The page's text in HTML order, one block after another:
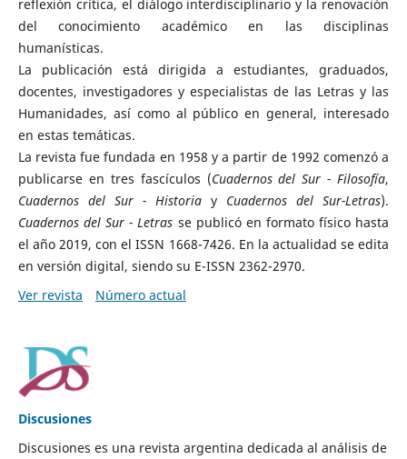
reflexión crítica, el diálogo interdisciplinario y la renovación
del conocimiento académico en las disciplinas
humanísticas.
La publicación está dirigida a estudiantes, graduados,
docentes, investigadores y especialistas de las Letras y las
Humanidades, así como al público en general, interesado
en estas temáticas.
La revista fue fundada en 1958 y a partir de 1992 comenzó a
publicarse en tres fascículos (Cuadernos del Sur - Filosofía,
Cuadernos del Sur - Historia y Cuadernos del Sur-Letras).
Cuadernos del Sur - Letras se publicó en formato físico hasta
el año 2019, con el ISSN 1668-7426. En la actualidad se edita
en versión digital, siendo su E-ISSN 2362-2970.
Ver revista
Número actual
Discusiones
Discusiones es una revista argentina dedicada al análisis de